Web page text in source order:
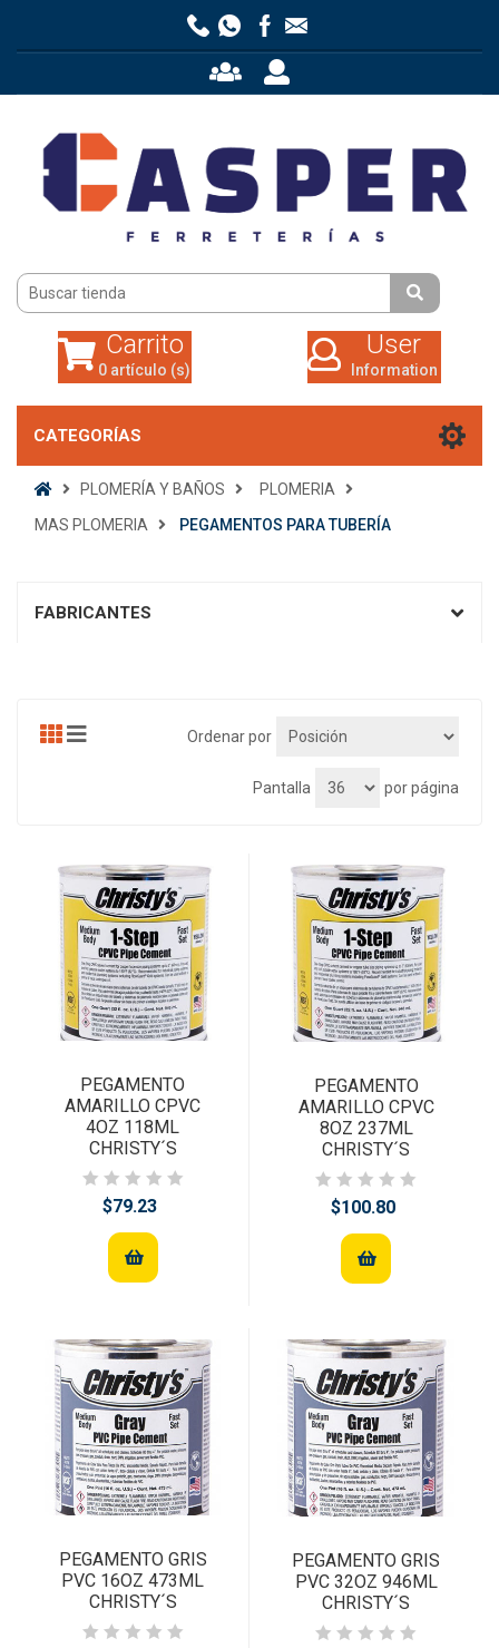
0 artículo (s)
Carrito
0 artículo (s)
User
Information
CATEGORÍAS
PLOMERÍA Y BAÑOS
PLOMERIA
MAS PLOMERIA
PEGAMENTOS PARA TUBERÍA
FABRICANTES
Ordenar por
Pantalla por página
PEGAMENTO
AMARILLO CPVC
4OZ 118ML
CHRISTY´S
$79.23
PEGAMENTO
AMARILLO CPVC
8OZ 237ML
CHRISTY´S
$100.80
PEGAMENTO GRIS
PVC 16OZ 473ML
CHRISTY´S
PEGAMENTO GRIS
PVC 32OZ 946ML
CHRISTY´S